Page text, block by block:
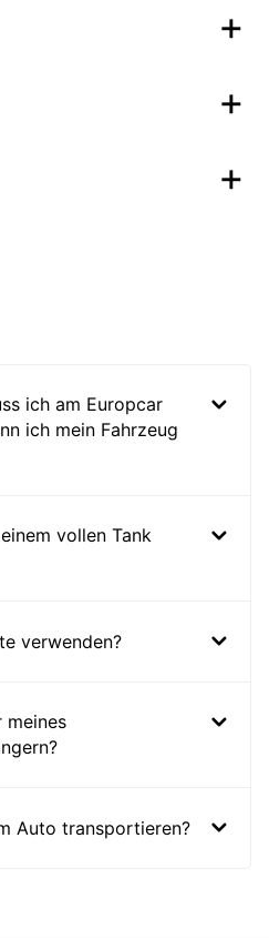
ich am Europcar
ich mein Fahrzeug
vollen Tank
verwenden?
meines
Auto transportieren?